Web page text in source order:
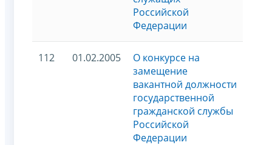
Российской
Федерации
112 01.02.2005
О конкурсе на
замещение
вакантной должности
государственной
гражданской службы
Российской
Федерации